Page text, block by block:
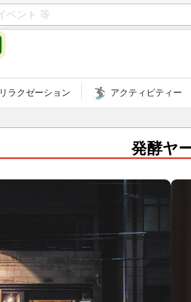
リラクゼーション アクティビティー
発酵ヤ